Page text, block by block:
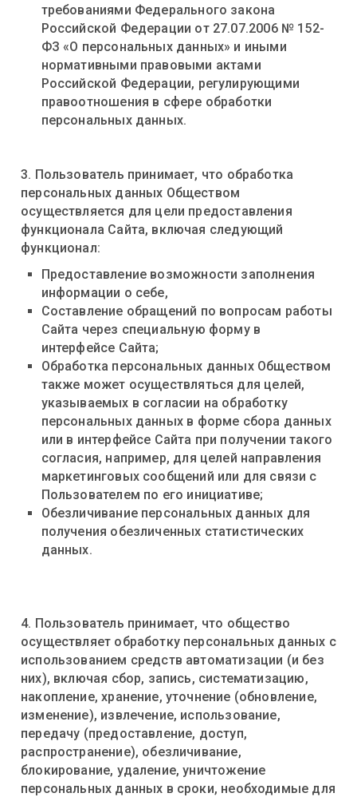
требованиями Федерального закона
Российской Федерации от 27.07.2006 № 152-
ФЗ «О персональных данных» и иными
нормативными правовыми актами
Российской Федерации, регулирующими
правоотношения в сфере обработки
персональных данных.
3. Пользователь принимает, что обработка
персональных данных Обществом
осуществляется для цели предоставления
функционала Сайта, включая следующий
функционал:
Предоставление возможности заполнения
информации о себе,
Составление обращений по вопросам работы
Сайта через специальную форму в
интерфейсе Сайта;
Обработка персональных данных Обществом
также может осуществляться для целей,
указываемых в согласии на обработку
персональных данных в форме сбора данных
или в интерфейсе Сайта при получении такого
согласия, например, для целей направления
маркетинговых сообщений или для связи с
Пользователем по его инициативе;
Обезличивание персональных данных для
получения обезличенных статистических
данных.
4. Пользователь принимает, что общество
осуществляет обработку персональных данных с
использованием средств автоматизации (и без
них), включая сбор, запись, систематизацию,
накопление, хранение, уточнение (обновление,
изменение), извлечение, использование,
передачу (предоставление, доступ,
распространение), обезличивание,
блокирование, удаление, уничтожение
персональных данных в сроки, необходимые для